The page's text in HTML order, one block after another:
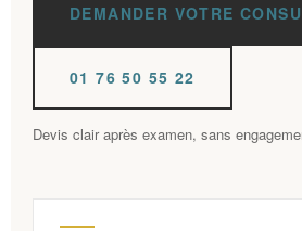
DEMANDER VOTRE
01 76 50 55 22
Devis clair après examen, sans